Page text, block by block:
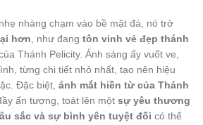
nhàng chạm vào bề mặt đá, nó trở
hơn , như đang tôn vinh vẻ đẹp thánh
Thánh Pelicity. Ánh sáng ấy vuốt ve,
từng chi tiết nhỏ nhất, tạo nên hiệu
Đặc biệt, ánh mắt hiền từ của Thánh
ấn tượng, toát lên một sự yêu thương
sắc và sự bình yên tuyệt đối có thể